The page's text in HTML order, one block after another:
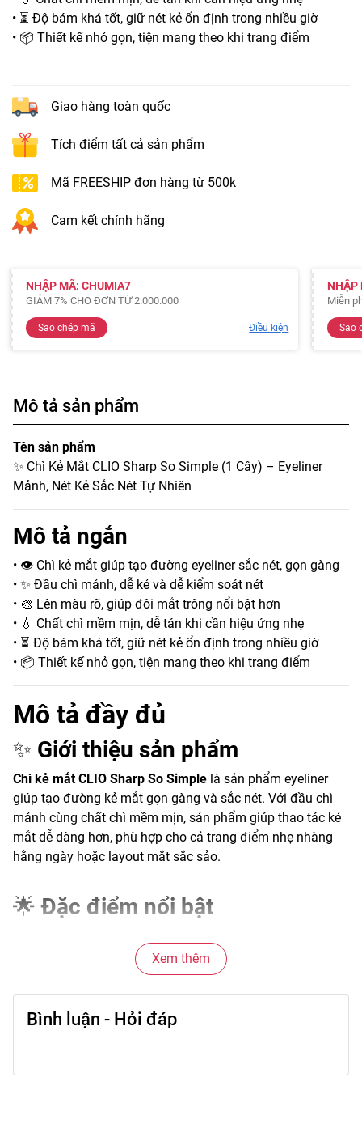
• ⏳ Độ bám khá tốt, giữ nét kẻ ổn định trong nhiều giờ
• 📦 Thiết kế nhỏ gọn, tiện mang theo khi trang điểm
Giao hàng toàn quốc
Tích điểm tất cả sản phẩm
Mã FREESHIP đơn hàng từ 500k
Cam kết chính hãng
NHẬP MÃ: CHUMIA7
GIẢM 7% CHO ĐƠN TỪ 2.000.000
Sao chép mã Điều kiện
NHẬP
Miễn
Sao
Mô tả sản phẩm
Tên sản phẩm
✨ Chì Kẻ Mắt CLIO Sharp So Simple (1 Cây) – Eyeliner
Mảnh, Nét Kẻ Sắc Nét Tự Nhiên
Mô tả ngắn
• 👁️ Chì kẻ mắt giúp tạo đường eyeliner sắc nét, gọn gàng
• ✨ Đầu chì mảnh, dễ kẻ và dễ kiểm soát nét
• 🎨 Lên màu rõ, giúp đôi mắt trông nổi bật hơn
• 💧 Chất chì mềm mịn, dễ tán khi cần hiệu ứng nhẹ
• ⏳ Độ bám khá tốt, giữ nét kẻ ổn định trong nhiều giờ
• 📦 Thiết kế nhỏ gọn, tiện mang theo khi trang điểm
Mô tả đầy đủ
✨ Giới thiệu sản phẩm
Chì kẻ mắt CLIO Sharp So Simple là sản phẩm eyeliner
giúp tạo đường kẻ mắt gọn gàng và sắc nét. Với đầu chì
mảnh cùng chất chì mềm mịn, sản phẩm giúp thao tác kẻ
mắt dễ dàng hơn, phù hợp cho cả trang điểm nhẹ nhàng
hằng ngày hoặc layout mắt sắc sảo.
🌟Đặc điểm nổi bật
• Chất chì mềm mịn giúp thao tác dễ dàng trên mí mắt.
• Lên màu rõ giúp đôi mắt trông nổi bật hơn.
• Dễ điều chỉnh độ đậm của đường kẻ.
• Thiết kế nhỏ gọn, tiện mang theo khi trang điểm.
Xem thêm
Bình luận - Hỏi đáp